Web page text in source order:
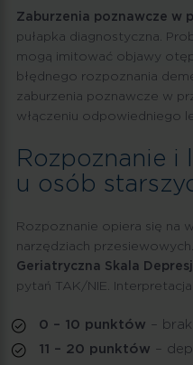
Zaburzenia poznawcze w
pułapka diagnostyczna.
mogą imitować objawy
błędnego rozpoznania
zaburzenia poznawcze w
włączeniu odpowiedniego
Rozpoznanie i
u osób
Rozpoznanie opiera się na
narzędziach
Geriatryczna Skala
pytań TAK/NIE.
0 – 10 punktów –
11 – 20 punktów –